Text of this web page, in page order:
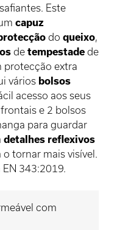
Este
capuz
do queixo,
de tempestade de
protecção extra
vários bolsos
acesso aos seus
e 2 bolsos
para guardar
detalhes reflexivos
o tornar mais visível.
343:2019.
com